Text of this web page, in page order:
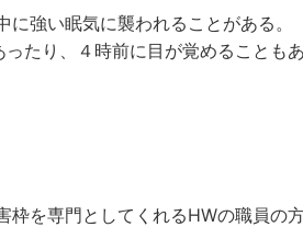
強い眠気に襲われることがある。
たり、４時前に目が覚めることもあ
枠を専門としてくれるHWの職員の